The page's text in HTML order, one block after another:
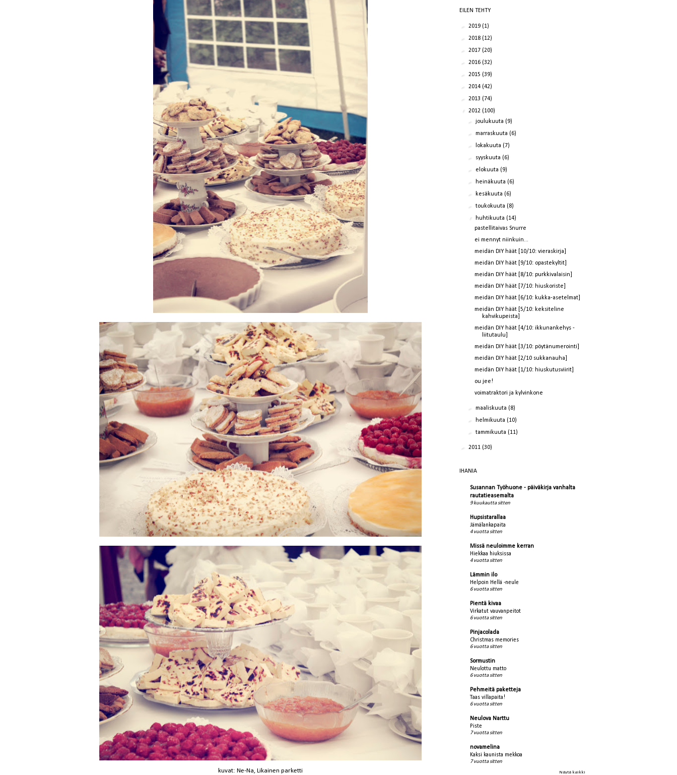
kuvat: Ne-Na, Likainen parketti
EILEN TEHTY
► 2019 (1)
► 2018 (12)
► 2017 (20)
► 2016 (32)
► 2015 (39)
► 2014 (42)
► 2013 (74)
▼ 2012 (100)
►joulukuuta (9)
►marraskuuta (6)
► lokakuuta (7)
► syyskuuta (6)
► elokuuta (9)
► heinäkuuta (6)
► kesäkuuta (6)
►toukokuuta (8)
▼ huhtikuuta (14)
pastellitaivas Snurre
ei mennyt niinkuin...
meidän DIY häät [10/10: vieraskirja]
meidän DIY häät [9/10: opastekyltit]
meidän DIY häät [8/10: purkkivalaisin]
meidän DIY häät [7/10: hiuskoriste]
meidän DIY häät [6/10: kukka-asetelmat]
meidän DIY häät [5/10: keksiteline
kahvikupeista]
meidän DIY häät [4/10: ikkunankehys -
liitutaulu]
meidän DIY häät [3/10: pöytänumerointi]
meidän DIY häät [2/10 sukkanauha]
meidän DIY häät [1/10: hiuskutusviirit]
ou jee!
voimatraktori ja kylvinkone
►maaliskuuta (8)
► helmikuuta (10)
►tammikuuta (11)
► 2011 (30)
IHANIA
Susannan Työhuone - päiväkirja vanhalta
rautatieasemalta
9 kuukautta sitten
Hupsistarallaa
Jämälankapaita
4 vuotta sitten
Missä neuloimme kerran
Hiekkaa hiuksissa
4 vuotta sitten
Lämmin ilo
Helpoin Hellä -neule
6 vuotta sitten
Pientä kivaa
Virkatut vauvanpeitot
6 vuotta sitten
Pinjacolada
Christmas memories
6 vuotta sitten
Sormustin
Neulottu matto
6 vuotta sitten
Pehmeitä paketteja
Taas villapaita!
6 vuotta sitten
Neulova Narttu
Piste
7 vuotta sitten
novamelina
Kaksi kaunista mekkoa
7 vuotta sitten
Näytä kaikki